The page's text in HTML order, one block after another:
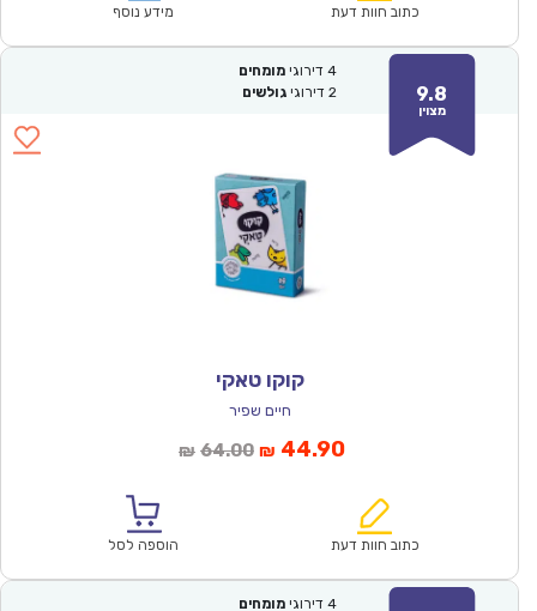
₪124.00.
כתוב חוות דעת מידע נוסף
9.8
מצוין
4 דירוגי מומחים
2 דירוגי גולשים
קוקו טאקי
חיים שפיר
₪ 64.00המחיר
₪64.00.
₪ 44.90המחיר
הוא:
כתוב חוות דעת הוספה לסל
4 דירוגי מומחים